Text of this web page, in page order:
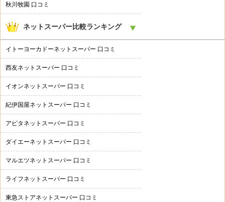
秋川牧園 口コミ
ネットスーパー比較ランキング
イトーヨーカドーネットスーパー 口コミ
西友ネットスーパー 口コミ
イオンネットスーパー 口コミ
紀伊国屋ネットスーパー 口コミ
アピタネットスーパー 口コミ
ダイエーネットスーパー 口コミ
マルエツネットスーパー 口コミ
ライフネットスーパー 口コミ
東急ストアネットスーパー 口コミ